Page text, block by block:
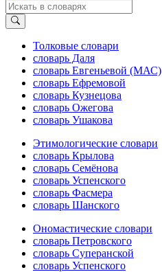
Толковые словари
словарь Даля
словарь Евгеньевой (МАС)
словарь Ефремовой
словарь Кузнецова
словарь Ожегова
словарь Ушакова
Этимологические словари
словарь Крылова
словарь Семёнова
словарь Успенского
словарь Фасмера
словарь Шанского
Ономастические словари
словарь Петровского
словарь Суперанской
словарь Успенского